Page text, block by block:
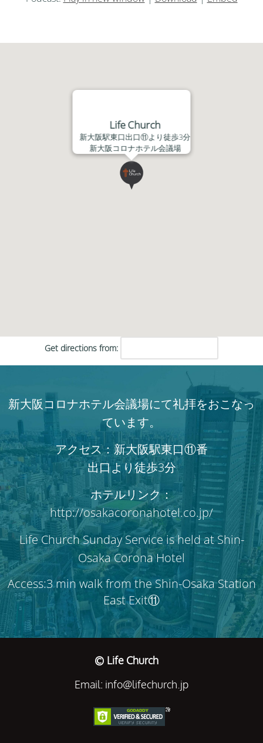
ヤ
Life Church
新大阪駅東口出口⑪より徒歩3分
新大阪コロナホテル会議場
Get directions from:
新大阪コロナホテル会議場にて礼拝をおこなっ
ています。
アクセス：新大阪駅東口⑪番
出口より徒歩3分
ホテルリンク：
http://osakacoronahotel.co.jp/
Life Church Sunday Service is held at Shin-
Osaka Corona Hotel
Access:3 min walk from the Shin-Osaka Station
East Exit⑪
© Life Church
Email: info@lifechurch.jp